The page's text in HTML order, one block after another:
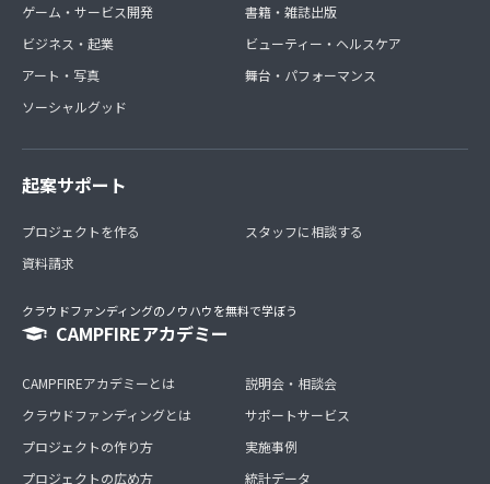
ゲーム・サービス開発
ビジネス・起業
アート・写真
ソーシャルグッド
書籍・雑誌出版
ビューティー・ヘルスケア
舞台・パフォーマンス
起案サポート
プロジェクトを作る
資料請求
スタッフに相談する
クラウドファンディングのノウハウを無料で学ぼう
CAMPFIREアカデミー
CAMPFIREアカデミーとは
クラウドファンディングとは
プロジェクトの作り方
プロジェクトの広め方
説明会・相談会
サポートサービス
実施事例
統計データ